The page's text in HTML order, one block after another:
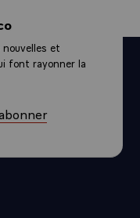
et
font rayonner la